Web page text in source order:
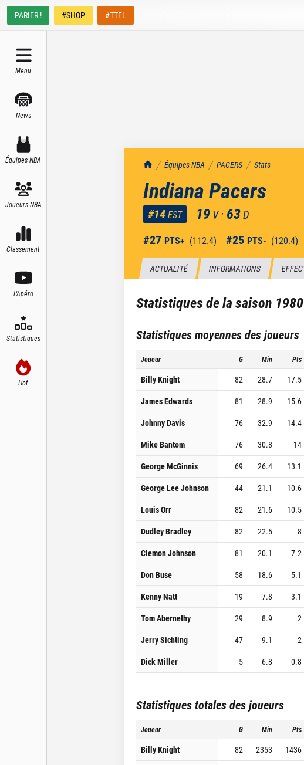
PARIER ! #SHOP #TTFL
Menu
News
Équipes NBA
Joueurs NBA
Classement
L'Apéro
Statistiques
Hot
TrashTalk Actu NBA
Équipes NBA PACERS Stats
Indiana Pacers
#14EST 19 V ·63D
#27 PTS+ (112.4) #25 PTS- (120.4)
ACTUALITÉ INFORMATIONS
Statistiques de la saison
Statistiques moyennes des joueurs
Joueur G Min Pts
Billy Knight 82 28.7 17.5
James Edwards
81 28.9 15.6
Johnny Davis
76 32.9 14.4
Mike Bantom
76 30.8 14
George McGinnis
69 26.4 13.1
George Lee Johnson
44 21.1 10.6
Louis Orr
82 21.6 10.5
Dudley Bradley
82 22.5 8
Clemon Johnson
81 20.1 7.2
Don Buse
58 18.6 5.1
Kenny Natt
19 7.8 3.1
Tom Abernethy
29 8.9 2
Jerry Sichting
47 9.1 2
Dick Miller
5 6.8 0.8
Statistiques totales des joueurs
Joueur G Min Pts
Billy Knight 82 2353 1436